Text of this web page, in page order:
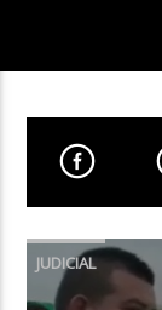
CANCIÓN
TÍTULO
JUDICIAL